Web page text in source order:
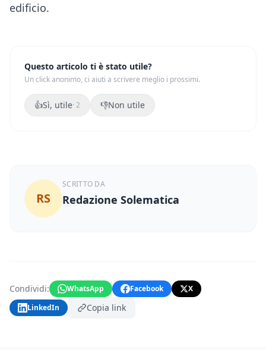
edificio.
Questo articolo ti è stato utile?
Un click anonimo, ci aiuti a scrivere meglio i prossimi.
👍Sì, utile· 2 👎Non utile
RS
SCRITTO DA
Redazione Solematica
Condividi: WhatsApp Facebook
X
LinkedIn
Copia link